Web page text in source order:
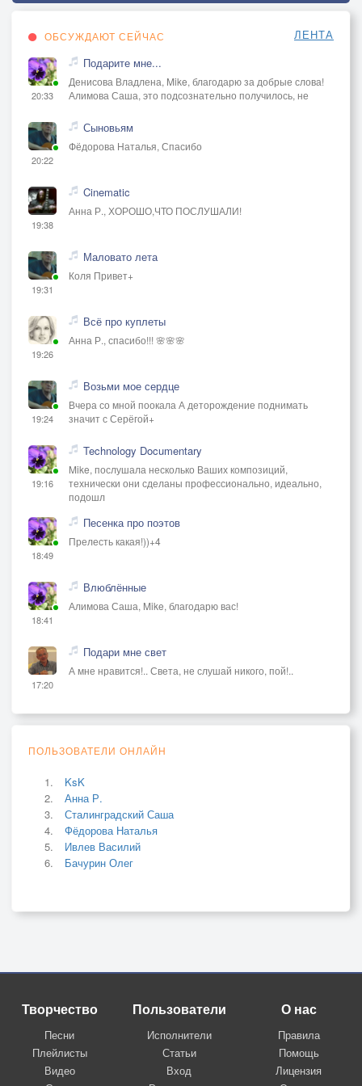
ОБСУЖДАЮТ СЕЙЧАС ЛЕНТА
20:33
Подарите мне...
Денисова Владлена, Mike, благодарю за добрые слова!
Алимова Саша, это подсознательно получилось, не
20:22
Сыновьям
Фёдорова Наталья, Спасибо
19:38
Cinematic
Анна Р., ХОРОШО,ЧТО ПОСЛУШАЛИ!
19:31
Маловато лета
Коля Привет+
19:26
Всё про куплеты
Анна Р., спасибо!!! 🌸🌸🌸
19:24
Возьми мое сердце
Вчера со мной поокала А деторождение поднимать
значит с Серёгой+
19:16
Technology Documentary
Mike, послушала несколько Ваших композиций,
технически они сделаны профессионально, идеально,
подошл
18:49
Песенка про поэтов
Прелесть какая!))+4
18:41
Влюблённые
Алимова Саша, Mike, благодарю вас!
17:20
Подари мне свет
А мне нравится!.. Света, не слушай никого, пой!..
ПОЛЬЗОВАТЕЛИ ОНЛАЙН
KsK
Анна Р.
Сталинградский Саша
Фёдорова Наталья
Ивлев Василий
Бачурин Олег
Творчество
Песни
Плейлисты
Видео
Пользователи
Исполнители
Статьи
Вход
О нас
Правила
Помощь
Лицензия